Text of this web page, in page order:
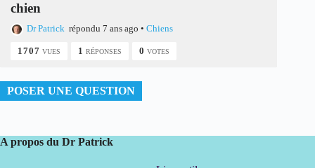
chien
Dr Patrick répondu 7 ans ago • Chiens
1707 VUES 1 RÉPONSES 0 VOTES
POSER UNE QUESTION
A propos du Dr Patrick